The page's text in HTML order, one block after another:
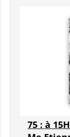
75 : à